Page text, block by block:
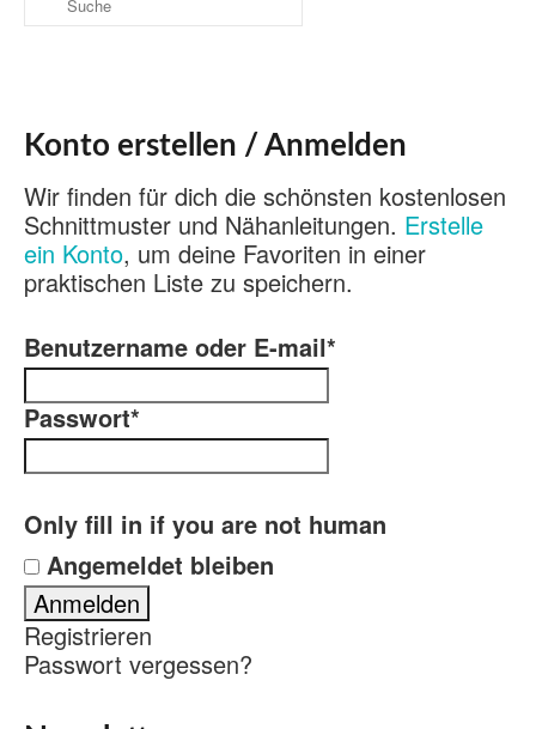
nach:
Konto erstellen / Anmelden
Wir finden für dich die schönsten kostenlosen
Schnittmuster und Nähanleitungen. Erstelle
ein Konto, um deine Favoriten in einer
praktischen Liste zu speichern.
Benutzername oder E-mail*
Passwort*
Only fill in if you are not human
Angemeldet bleiben
Registrieren
Passwort vergessen?